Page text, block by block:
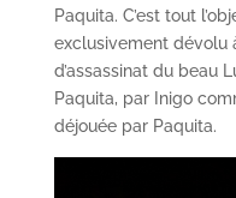
Paquita. C’est tout
exclusivement dévolu
d’assassinat du beau
Paquita, par Inigo
déjouée par Paquita.